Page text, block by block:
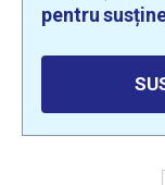
pentru